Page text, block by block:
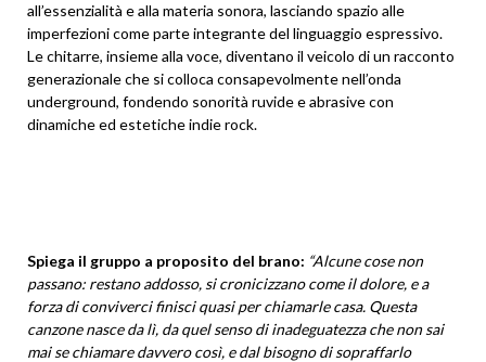
all’essenzialità e alla materia sonora, lasciando spazio alle
imperfezioni come parte integrante del linguaggio espressivo.
Le chitarre, insieme alla voce, diventano il veicolo di un racconto
generazionale che si colloca consapevolmente nell’onda
underground, fondendo sonorità ruvide e abrasive con
dinamiche ed estetiche indie rock.
Spiega il gruppo a proposito del brano: “Alcune cose non
passano: restano addosso, si cronicizzano come il dolore, e a
forza di conviverci finisci quasi per chiamarle casa. Questa
canzone nasce da lì, da quel senso di inadeguatezza che non sai
mai se chiamare davvero così, e dal bisogno di sopraffarlo